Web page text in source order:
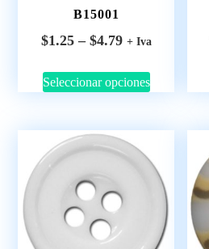
B15001
$1.25 – $4.79 + Iva
Seleccionar opciones